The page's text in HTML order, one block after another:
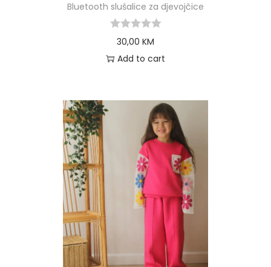
Bluetooth slušalice za djevojčice
30,00 KM
Add to cart